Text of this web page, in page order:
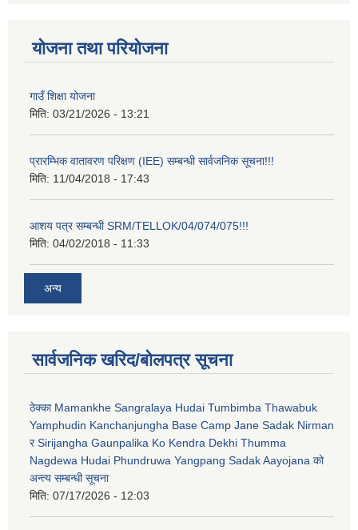
योजना तथा परियोजना
गाउँ शिक्षा योजना
मिति: 03/21/2026 - 13:21
प्रारम्भिक वातावरण परिक्षण (IEE) सम्बन्धी सार्वजनिक सूचना!!!
मिति: 11/04/2018 - 17:43
आशय पत्र सम्बन्धी SRM/TELLOK/04/074/075!!!
मिति: 04/02/2018 - 11:33
अन्य
सार्वजनिक खरिद/बोलपत्र सूचना
ठेक्का Mamankhe Sangralaya Hudai Tumbimba Thawabuk
Yamphudin Kanchanjungha Base Camp Jane Sadak Nirman
र Sirijangha Gaunpalika Ko Kendra Dekhi Thumma
Nagdewa Hudai Phundruwa Yangpang Sadak Aayojana को
अन्त्य सम्बन्धी सूचना
मिति: 07/17/2026 - 12:03